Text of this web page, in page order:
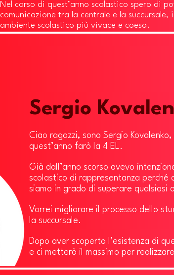
Nel corso di quest’anno scolastico spero di
comunicazione tra la centrale e la
ambiente scolastico più vivace e coeso.
Sergio
Ciao ragazzi, sono Sergio
quest’anno farò la 4 EL.
Già dall’anno scorso avevo
scolastico di rappresentanza perché
siamo in grado di superare qualsiasi
Vorrei migliorare il processo dello
la succursale.
Dopo aver scoperto l’esistenza di
e ci metterò il massimo per